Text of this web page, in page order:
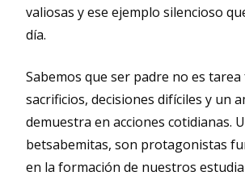
valiosas y ese ejemplo silencioso
día.
Sabemos que ser padre no es tarea
sacrificios, decisiones difíciles y un
demuestra en acciones cotidianas.
betsabemitas, son protagonistas
en la formación de nuestros